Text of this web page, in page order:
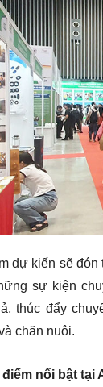
dự kiến sẽ
sự kiện
thúc đẩy
chăn nuôi.
nổi bật tại